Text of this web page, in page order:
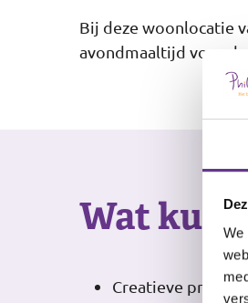
We
Bij deze woonlocatie
avondmaaltijd voor de
Wat kun
Creatieve